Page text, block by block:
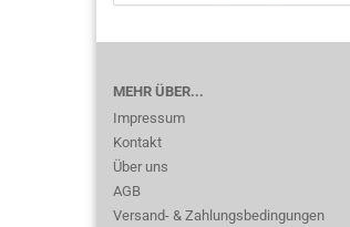
MEHR ÜBER...
Impressum
Kontakt
Über uns
AGB
Versand- & Zahlungsbedingungen